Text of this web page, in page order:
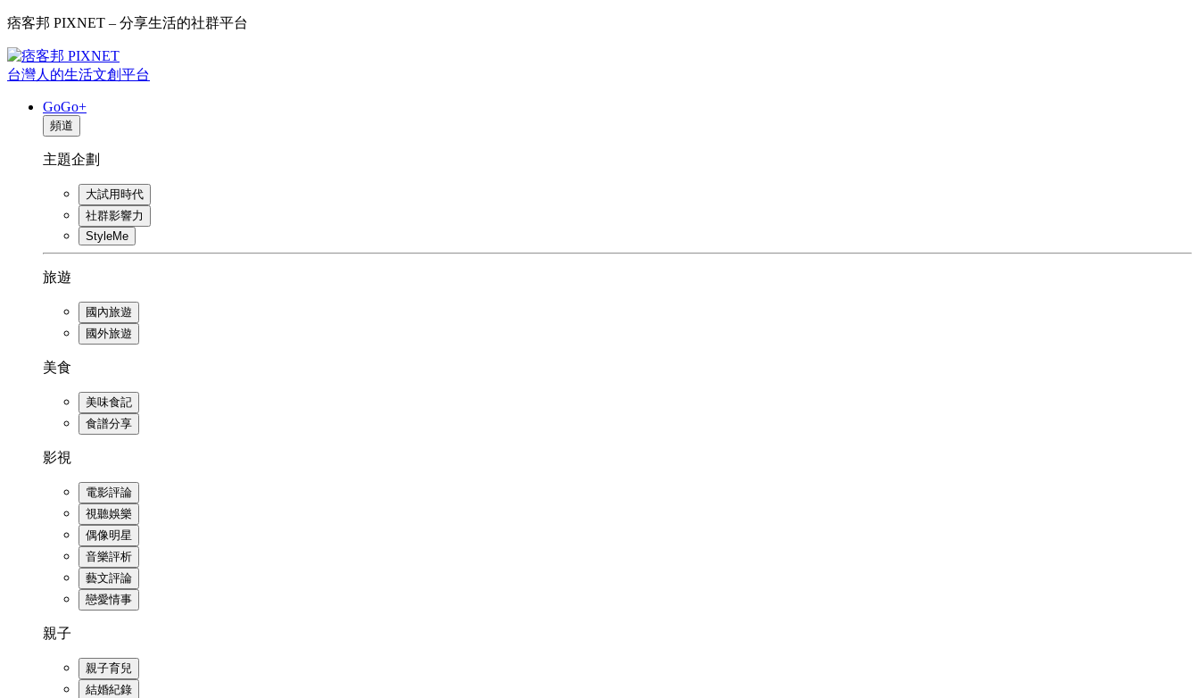
痞客邦 PIXNET – 分享生活的社群平台
台灣人的生活文創平台
GoGo+
頻道
主題企劃
大試用時代
社群影響力
StyleMe
旅遊
國內旅遊
國外旅遊
美食
美味食記
食譜分享
影視
電影評論
視聽娛樂
偶像明星
音樂評析
藝文評論
戀愛情事
親子
親子育兒
結婚紀錄